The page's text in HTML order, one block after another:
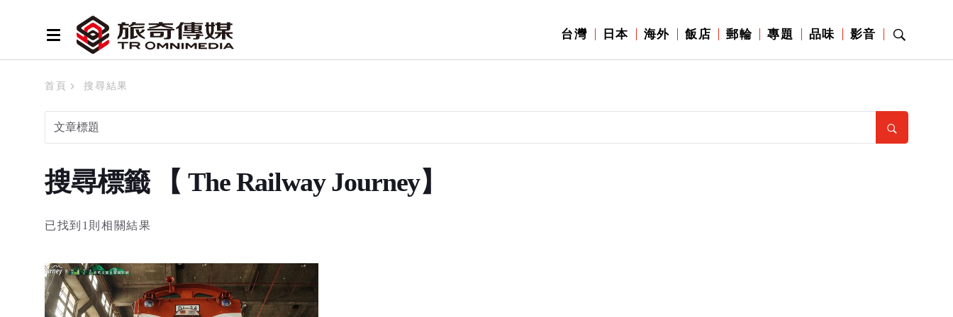
台灣 日本 海外 飯店 郵輪 專題 品味 影音
首頁 搜尋結果
搜尋標籤 【 The Railway Journey】
已找到1則相關結果